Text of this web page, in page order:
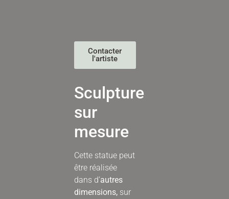
Contacter
l'artiste
Sculpture
sur
mesure
Cette statue peut
être réalisée
dans d’autres
dimensions,sur